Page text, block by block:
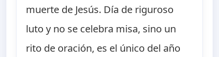
muerte de Jesús. Día de riguroso
luto y no se celebra misa, sino un
rito de oración, es el único del año